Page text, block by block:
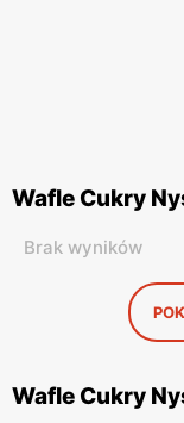
Wafle Cukry
Brak wyników
Wafle Cukry